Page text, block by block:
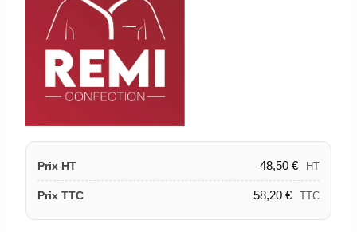
Prix HT 48,50 € HT
Prix TTC 58,20 € TTC